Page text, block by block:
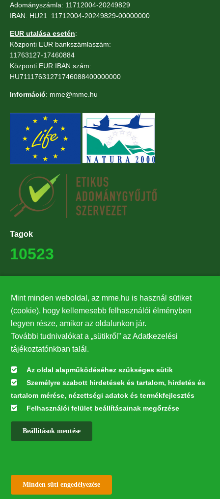
Adományszámla: 11712004-20249829
IBAN: HU21 11712004-20249829-00000000
EUR utalása esetén:
Központi EUR bankszámlaszám:
11763127-17460884
Központi EUR IBAN szám:
HU71117631271746088400000000
Információ: mme@mme.hu
Tagok
10523
27224
Hírlevél feliratkozás
Értesüljön elsőként legfrissebb híreinkről, eseményeinkről!
Feliratkozás
Mint minden weboldal, az mme.hu is használ sütiket
(cookie), hogy kellemesebb felhasználói élményben
legyen része, amikor az oldalunkon jár.
További tudnivalókat a „sütikről” az Adatkezelési
tájékoztatónkban talál.
Az oldal alapműködéséhez szükséges sütik
Személyre szabott hirdetések és tartalom, hirdetés és
tartalom mérése, nézettségi adatok és termékfejlesztés
Felhasználói felület beállításainak megőrzése
Beállítások mentése
Minden süti engedélyezése